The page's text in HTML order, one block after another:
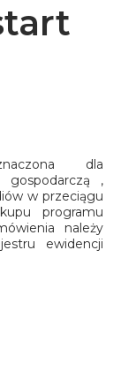
dla
gospodarczą ,
w przeciągu
programu
należy
ewidencji